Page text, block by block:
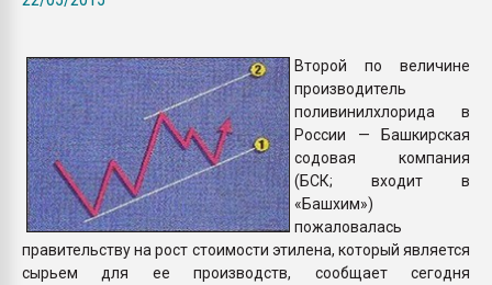
ПЕРЕЙТИ НА
Второй по величине
производитель
поливинилхлорида в
России — Башкирская
содовая компания
(БСК; входит в
«Башхим»)
пожаловалась
правительству на рост стоимости этилена, который является
сырьем для ее производств, сообщает сегодня